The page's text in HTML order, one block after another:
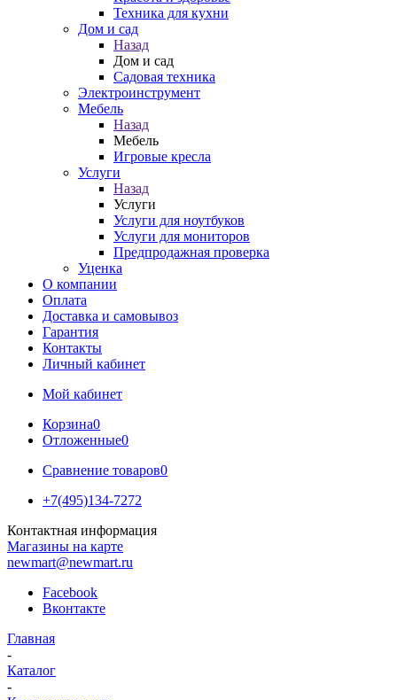
Техника для кухни
Дом и сад
Назад
Дом и сад
Садовая техника
Электроинструмент
Мебель
Назад
Мебель
Игровые кресла
Услуги
Назад
Услуги
Услуги для ноутбуков
Услуги для мониторов
Предпродажная проверка
Уценка
О компании
Оплата
Доставка и самовывоз
Гарантия
Контакты
Личный кабинет
Мой кабинет
Корзина0
Отложенные0
Сравнение товаров0
+7(495)134-7272
Контактная информация
Магазины на карте
newmart@newmart.ru
Facebook
Вконтакте
Главная
-
Каталог
-